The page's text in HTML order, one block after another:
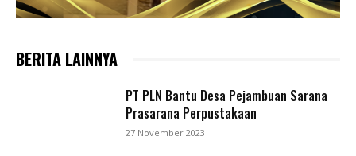
BERITA LAINNYA
PT PLN Bantu Desa Pejambuan Sarana
Prasarana Perpustakaan
27 November 2023